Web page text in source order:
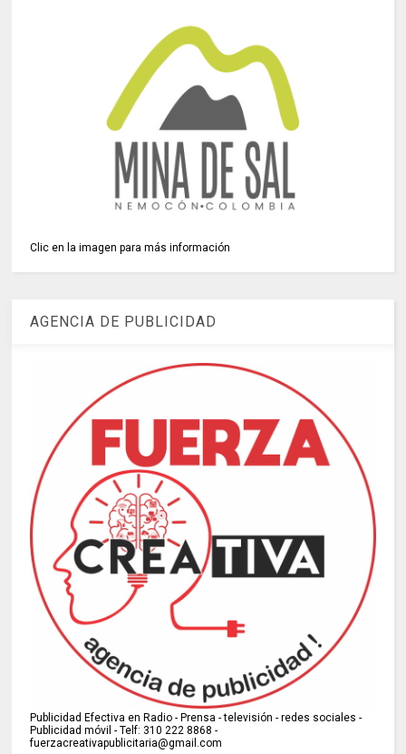
Clic en la imagen para más información
AGENCIA DE PUBLICIDAD
Publicidad Efectiva en Radio - Prensa - televisión - redes sociales -
Publicidad móvil - Telf: 310 222 8868 -
fuerzacreativapublicitaria@gmail.com